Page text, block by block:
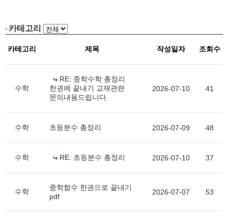
카테고리
카테고리 제목 작성일자 조회수
수학
RE: 중학수학 총정리
한권에 끝내기 교재관련
문의내용드립니다
2026-07-10 41
수학 초등분수 총정리 2026-07-09 48
수학 RE: 초등분수 총정리 2026-07-10 37
수학
중학함수 한권으로 끝내기
pdf
2026-07-07 53